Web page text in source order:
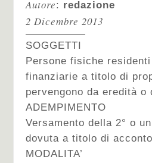
Autore: redazione
2 Dicembre 2013
SOGGETTI
Persone fisiche
finanziarie a titolo di
pervengono da eredità o
ADEMPIMENTO
Versamento della 2° o
dovuta a titolo di
MODALITA’